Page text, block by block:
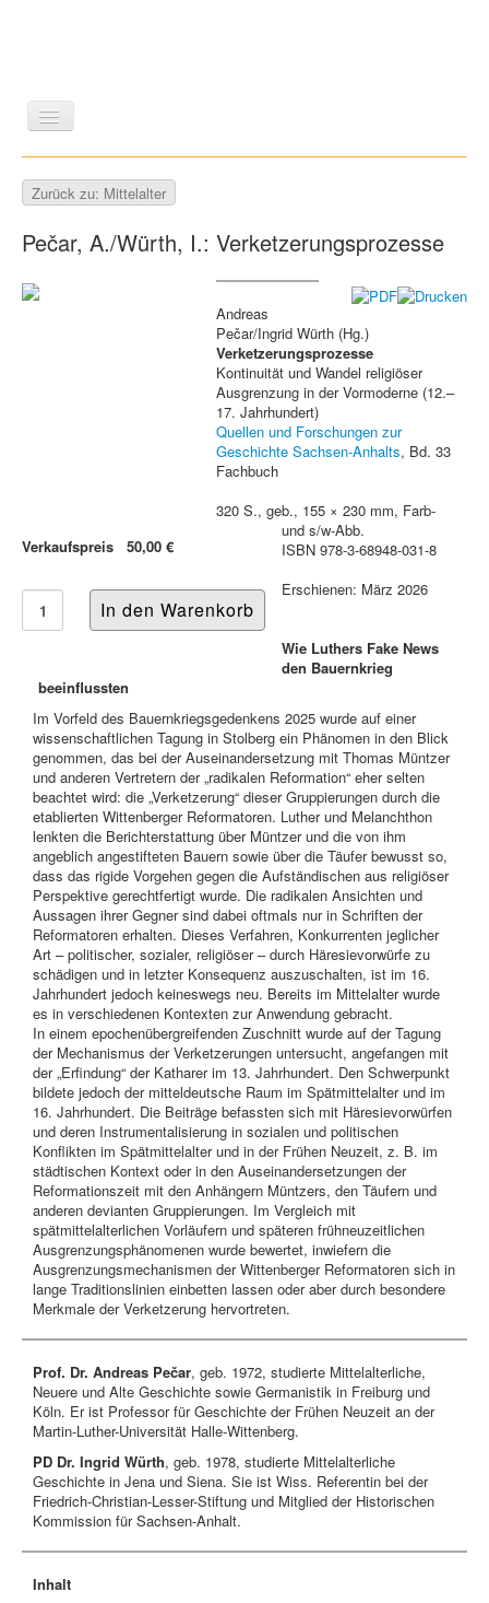
GESCHICHTE
ZEITSCHRIFTEN/VERZEICHNISSE
Zurück zu: Mittelalter
Pečar, A./Würth, I.: Verketzerungsprozesse
Verkaufspreis 50,00 €
Andreas
Pečar/Ingrid Würth (Hg.)
Verketzerungsprozesse
Kontinuität und Wandel religiöser
Ausgrenzung in der Vormoderne (12.–
17. Jahrhundert)
Quellen und Forschungen zur
Geschichte Sachsen-Anhalts, Bd. 33
Fachbuch
320 S., geb., 155 × 230 mm, Farb-
und s/w-Abb.
ISBN 978-3-68948-031-8
Erschienen: März 2026
Wie Luthers Fake News
den Bauernkrieg
beeinflussten
Im Vorfeld des Bauernkriegsgedenkens 2025 wurde auf einer
wissenschaftlichen Tagung in Stolberg ein Phänomen in den Blick
genommen, das bei der Auseinandersetzung mit Thomas Müntzer
und anderen Vertretern der „radikalen Reformation“ eher selten
beachtet wird: die „Verketzerung“ dieser Gruppierungen durch die
etablierten Wittenberger Reformatoren. Luther und Melanchthon
lenkten die Berichterstattung über Müntzer und die von ihm
angeblich angestifteten Bauern sowie über die Täufer bewusst so,
dass das rigide Vorgehen gegen die Aufständischen aus religiöser
Perspektive gerechtfertigt wurde. Die radikalen Ansichten und
Aussagen ihrer Gegner sind dabei oftmals nur in Schriften der
Reformatoren erhalten. Dieses Verfahren, Konkurrenten jeglicher
Art – politischer, sozialer, religiöser – durch Häresievorwürfe zu
schädigen und in letzter Konsequenz auszuschalten, ist im 16.
Jahrhundert jedoch keineswegs neu. Bereits im Mittelalter wurde
es in verschiedenen Kontexten zur Anwendung gebracht.
In einem epochenübergreifenden Zuschnitt wurde auf der Tagung
der Mechanismus der Verketzerungen untersucht, angefangen mit
der „Erfindung“ der Katharer im 13. Jahrhundert. Den Schwerpunkt
bildete jedoch der mitteldeutsche Raum im Spätmittelalter und im
16. Jahrhundert. Die Beiträge befassten sich mit Häresievorwürfen
und deren Instrumentalisierung in sozialen und politischen
Konflikten im Spätmittelalter und in der Frühen Neuzeit, z. B. im
städtischen Kontext oder in den Auseinandersetzungen der
Reformationszeit mit den Anhängern Müntzers, den Täufern und
anderen devianten Gruppierungen. Im Vergleich mit
spätmittelalterlichen Vorläufern und späteren frühneuzeitlichen
Ausgrenzungsphänomenen wurde bewertet, inwiefern die
Ausgrenzungsmechanismen der Wittenberger Reformatoren sich in
lange Traditionslinien einbetten lassen oder aber durch besondere
Merkmale der Verketzerung hervortreten.
Prof. Dr. Andreas Pečar, geb. 1972, studierte Mittelalterliche,
Neuere und Alte Geschichte sowie Germanistik in Freiburg und
Köln. Er ist Professor für Geschichte der Frühen Neuzeit an der
Martin-Luther-Universität Halle-Wittenberg.
PD Dr. Ingrid Würth, geb. 1978, studierte Mittelalterliche
Geschichte in Jena und Siena. Sie ist Wiss. Referentin bei der
Friedrich-Christian-Lesser-Stiftung und Mitglied der Historischen
Kommission für Sachsen-Anhalt.
Inhalt